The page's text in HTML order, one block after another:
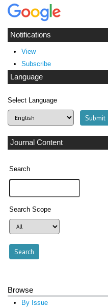
Notifications
View
Subscribe
Language
Select Language
Journal Content
Search
Search Scope
Browse
By Issue